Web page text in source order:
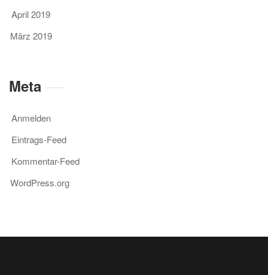
April 2019
März 2019
Meta
Anmelden
Eintrags-Feed
Kommentar-Feed
WordPress.org